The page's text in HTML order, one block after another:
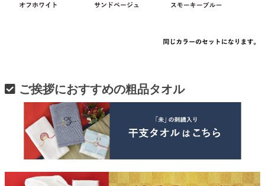
ご挨拶におすすめの粗品タオル